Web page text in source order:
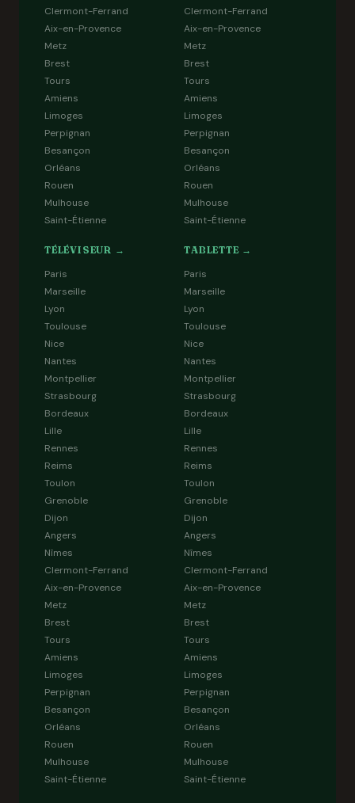
Clermont-Ferrand
Aix-en-Provence
Metz
Brest
Tours
Amiens
Limoges
Perpignan
Besançon
Orléans
Rouen
Mulhouse
Saint-Étienne
Clermont-Ferrand
Aix-en-Provence
Metz
Brest
Tours
Amiens
Limoges
Perpignan
Besançon
Orléans
Rouen
Mulhouse
Saint-Étienne
TÉLÉVISEUR →
Paris
Marseille
Lyon
Toulouse
Nice
Nantes
Montpellier
Strasbourg
Bordeaux
Lille
Rennes
Reims
Toulon
Grenoble
Dijon
Angers
Nîmes
Clermont-Ferrand
Aix-en-Provence
Metz
Brest
Tours
Amiens
Limoges
Perpignan
Besançon
Orléans
Rouen
Mulhouse
Saint-Étienne
TABLETTE →
Paris
Marseille
Lyon
Toulouse
Nice
Nantes
Montpellier
Strasbourg
Bordeaux
Lille
Rennes
Reims
Toulon
Grenoble
Dijon
Angers
Nîmes
Clermont-Ferrand
Aix-en-Provence
Metz
Brest
Tours
Amiens
Limoges
Perpignan
Besançon
Orléans
Rouen
Mulhouse
Saint-Étienne